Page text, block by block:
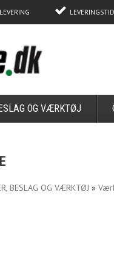
OG VÆRKTØJ
BESLAG OG VÆRKTØJ »